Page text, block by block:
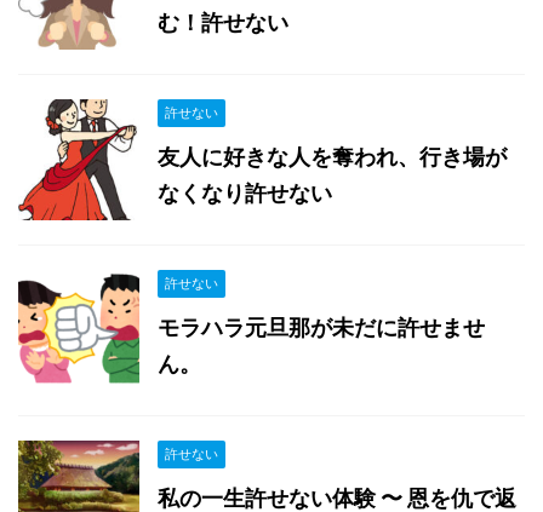
む！許せない
許せない
友人に好きな人を奪われ、行き場が
なくなり許せない
許せない
モラハラ元旦那が未だに許せませ
ん。
許せない
私の一生許せない体験 〜 恩を仇で返